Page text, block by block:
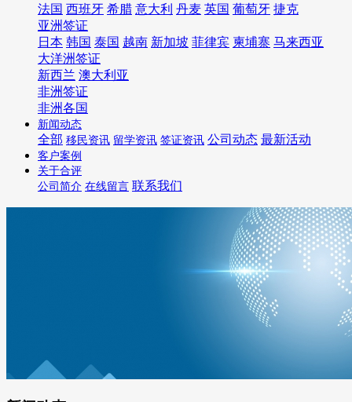
法国 西班牙 希腊 意大利 丹麦 英国 葡萄牙 捷克
亚洲签证
日本 韩国 泰国 越南 新加坡 菲律宾 柬埔寨 马来西亚
大洋洲签证
新西兰 澳大利亚
非洲签证
非洲各国
新闻动态
全部 移民资讯 留学资讯 签证资讯 公司动态 最新活动
客户案例
关于合评
公司简介 在线留言 联系我们